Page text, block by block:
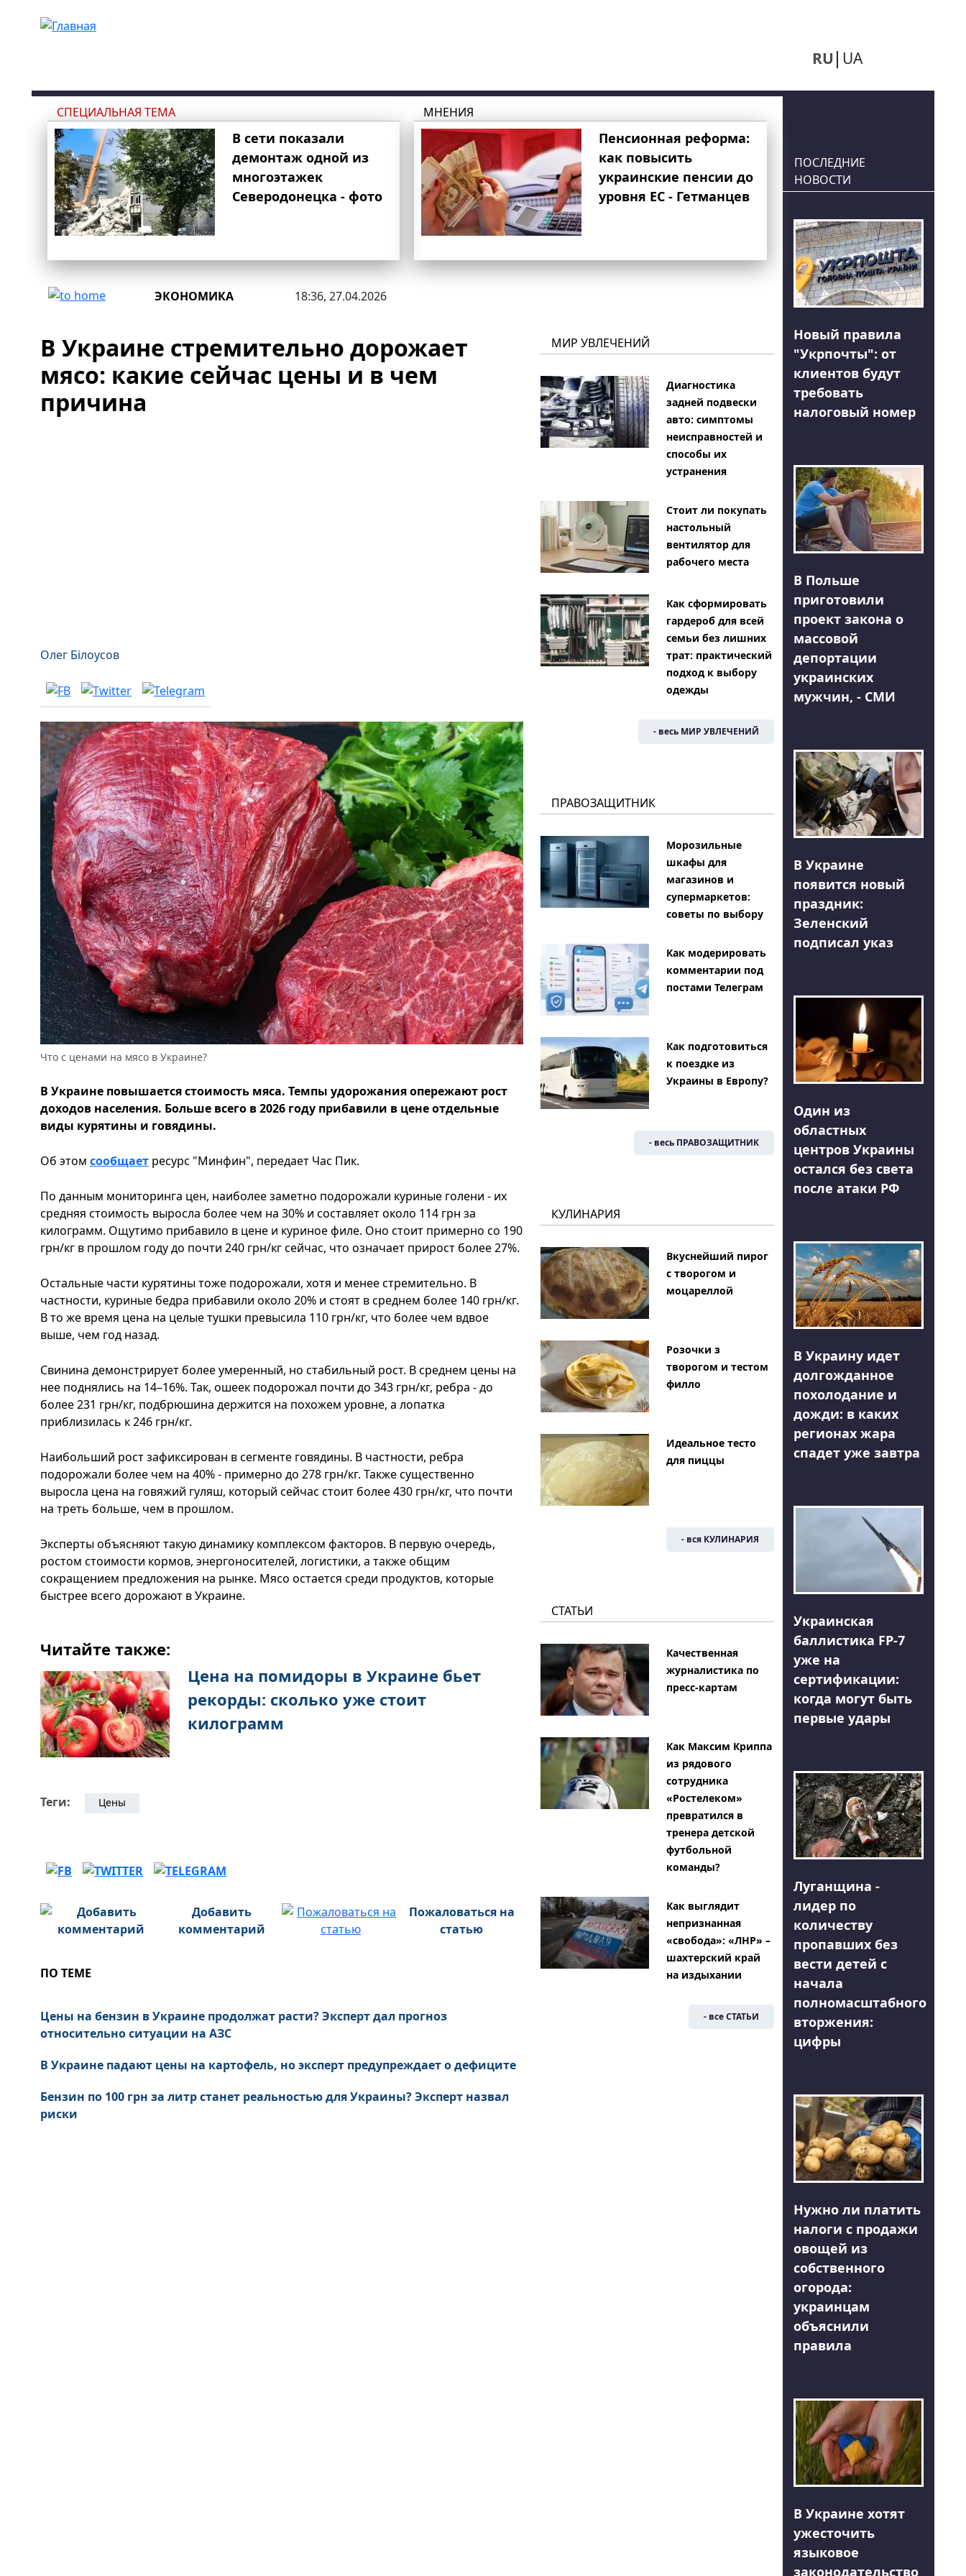
RU UA
СПЕЦИАЛЬНАЯ ТЕМА
В сети показали
демонтаж одной из
многоэтажек
Северодонецка - фото
МНЕНИЯ
Пенсионная реформа:
как повысить
украинские пенсии до
уровня ЕС - Гетманцев
ЭКОНОМИКА 18:36, 27.04.2026
В Украине стремительно дорожает
мясо: какие сейчас цены и в чем
причина
Олег Білоусов
Что с ценами на мясо в Украине?
В Украине повышается стоимость мяса. Темпы удорожания опережают рост
доходов населения. Больше всего в 2026 году прибавили в цене отдельные
виды курятины и говядины.
Об этом сообщает ресурс "Минфин", передает Час Пик.
По данным мониторинга цен, наиболее заметно подорожали куриные голени - их
средняя стоимость выросла более чем на 30% и составляет около 114 грн за
килограмм. Ощутимо прибавило в цене и куриное филе. Оно стоит примерно со 190
грн/кг в прошлом году до почти 240 грн/кг сейчас, что означает прирост более 27%.
Остальные части курятины тоже подорожали, хотя и менее стремительно. В
частности, куриные бедра прибавили около 20% и стоят в среднем более 140 грн/кг.
В то же время цена на целые тушки превысила 110 грн/кг, что более чем вдвое
выше, чем год назад.
Свинина демонстрирует более умеренный, но стабильный рост. В среднем цены на
нее поднялись на 14–16%. Так, ошеек подорожал почти до 343 грн/кг, ребра - до
более 231 грн/кг, подбрюшина держится на похожем уровне, а лопатка
приблизилась к 246 грн/кг.
Наибольший рост зафиксирован в сегменте говядины. В частности, ребра
подорожали более чем на 40% - примерно до 278 грн/кг. Также существенно
выросла цена на говяжий гуляш, который сейчас стоит более 430 грн/кг, что почти
на треть больше, чем в прошлом.
Эксперты объясняют такую динамику комплексом факторов. В первую очередь,
ростом стоимости кормов, энергоносителей, логистики, а также общим
сокращением предложения на рынке. Мясо остается среди продуктов, которые
быстрее всего дорожают в Украине.
Читайте также:
Цена на помидоры в Украине бьет
рекорды: сколько уже стоит
килограмм
Теги: Цены
Добавить
комментарий
Пожаловаться на
статью
ПО ТЕМЕ
Цены на бензин в Украине продолжат расти? Эксперт дал прогноз
относительно ситуации на АЗС
В Украине падают цены на картофель, но эксперт предупреждает о дефиците
Бензин по 100 грн за литр станет реальностью для Украины? Эксперт назвал
риски
МИР УВЛЕЧЕНИЙ
Диагностика
задней подвески
авто: симптомы
неисправностей и
способы их
устранения
Стоит ли покупать
настольный
вентилятор для
рабочего места
Как сформировать
гардероб для всей
семьи без лишних
трат: практический
подход к выбору
одежды
- весь МИР УВЛЕЧЕНИЙ
ПРАВОЗАЩИТНИК
Морозильные
шкафы для
магазинов и
супермаркетов:
советы по выбору
Как модерировать
комментарии под
постами Телеграм
Как подготовиться
к поездке из
Украины в Европу?
- весь ПРАВОЗАЩИТНИК
КУЛИНАРИЯ
Вкуснейший пирог
с творогом и
моцареллой
Розочки з
творогом и тестом
филло
Идеальное тесто
для пиццы
- вся КУЛИНАРИЯ
СТАТЬИ
Качественная
журналистика по
пресс-картам
Как Максим Криппа
из рядового
сотрудника
«Ростелеком»
превратился в
тренера детской
футбольной
команды?
Как выглядит
непризнанная
«свобода»: «ЛНР» –
шахтерский край
на издыхании
- все СТАТЬИ
ПОСЛЕДНИЕ
НОВОСТИ
Новый правила
"Укрпочты": от
клиентов будут
требовать
налоговый номер
В Польше
приготовили
проект закона о
массовой
депортации
украинских
мужчин, - СМИ
В Украине
появится новый
праздник:
Зеленский
подписал указ
Один из
областных
центров Украины
остался без света
после атаки РФ
В Украину идет
долгожданное
похолодание и
дожди: в каких
регионах жара
спадет уже завтра
Украинская
баллистика FP-7
уже на
сертификации:
когда могут быть
первые удары
Луганщина -
лидер по
количеству
пропавших без
вести детей с
начала
полномасштабного
вторжения:
цифры
Нужно ли платить
налоги с продажи
овощей из
собственного
огорода:
украинцам
объяснили
правила
В Украине хотят
ужесточить
языковое
законодательство